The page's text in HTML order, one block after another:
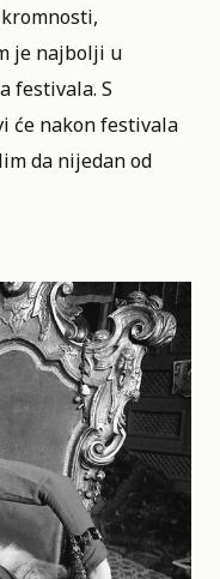
je najbolji u
festivala. S
će nakon festivala
da nijedan od